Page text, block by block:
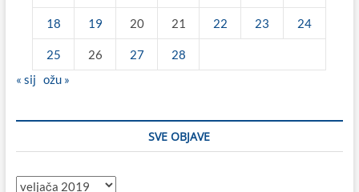
18 19 20 21 22 23 24
25 26 27
28
« sij ožu »
SVE OBJAVE
Sve